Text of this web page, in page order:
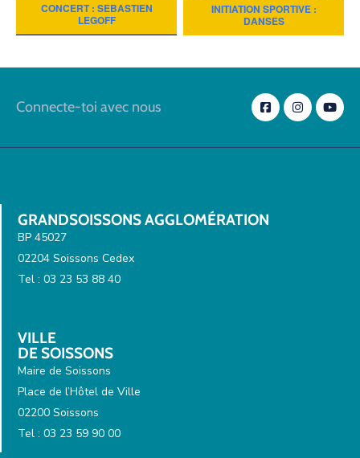
CONCERT : SEBASTIEN
LEGOFF
INITIATION SPORTIVE :
DANSES
Connecte-toi avec nous
GRANDSOISSONS AGGLOMÉRATION
BP 45027
02204 Soissons Cedex
Tel : 03 23 53 88 40
VILLE
DE SOISSONS
Maire de Soissons
Place de l’Hôtel de Ville
02200 Soissons
Tel : 03 23 59 90 00